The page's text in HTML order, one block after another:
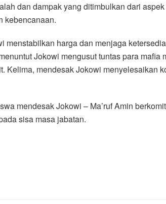
dan dampak yang ditimbulkan dari
kebencanaan.
menstabilkan harga dan menjaga
Jokowi mengusut tuntas para mafia
Kelima, mendesak Jokowi menyelesaikan
mendesak Jokowi – Ma’ruf Amin
sisa masa jabatan.